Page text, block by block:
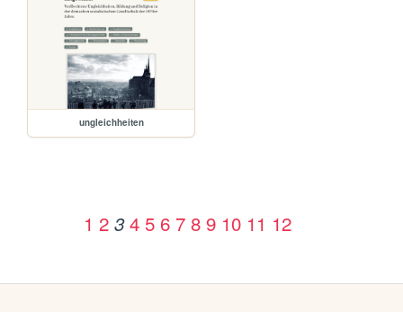
ungleichheiten
1 2 3 4 5 6 7 8 9 10 11 12